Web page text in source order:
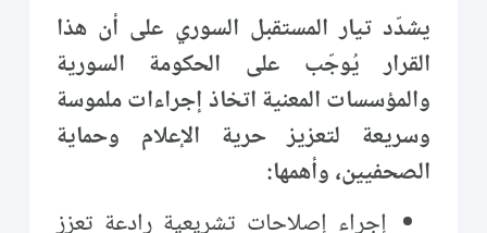
يشدّد تيار المستقبل السوري على أن هذا
القرار يُوجّب على الحكومة السورية
والمؤسسات المعنية اتخاذ إجراءات ملموسة
وسريعة لتعزيز حرية الإعلام وحماية
الصحفيين، وأهمها:
إجراء إصلاحات تشريعية رادعة تعزز